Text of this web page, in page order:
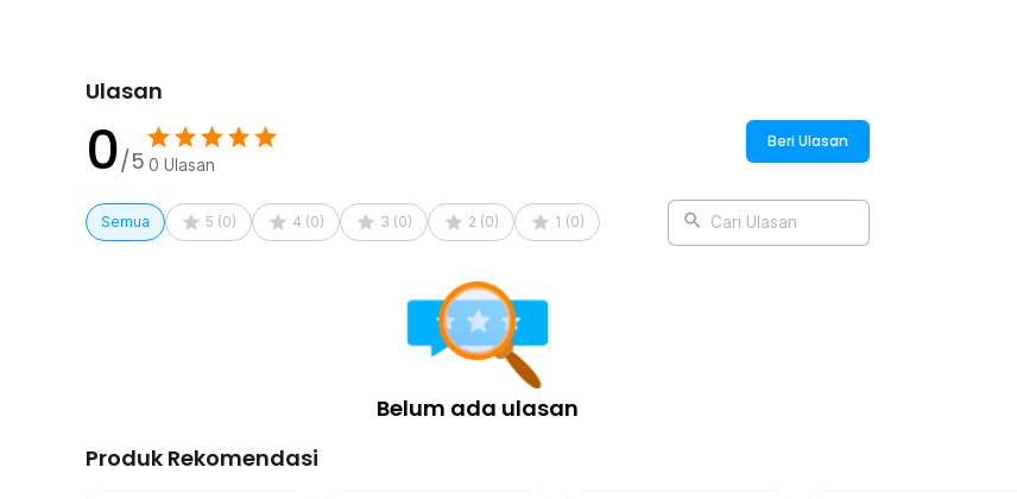
Ulasan
0/5 0 Ulasan
Beri Ulasan
Semua 5 (0) 4 (0) 3 (0) 2 (0) 1 (0) Cari Ulasan
Belum ada ulasan
Produk Rekomendasi